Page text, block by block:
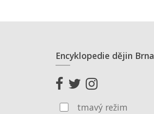
Encyklopedie dějin Brna
tmavý režim